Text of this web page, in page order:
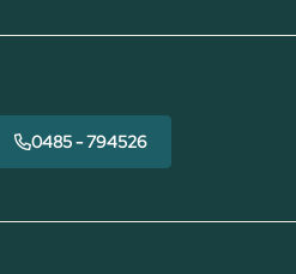
0485 - 794526